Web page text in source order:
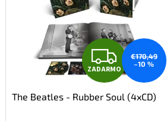
Z
A
D
ZADARMO
€170,49
–10 %
The Beatles - Rubber Soul (4xCD)